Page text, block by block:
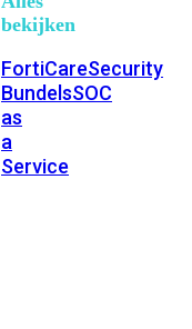
bekijken
FortiCareSecurity
BundelsSOC
as
a
Service